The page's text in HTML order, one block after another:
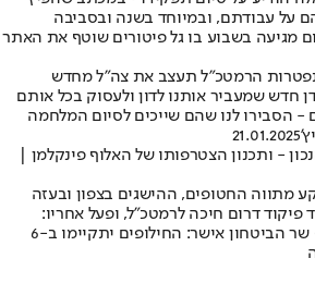
על עבודתם, ובמיוחד בשנה ובסביבה
מגיעה בשבוע בו גל פיטורים שוטף את האתר
הרמטכ"ל תעצב את צה"ל מחדש
חדש שמעביר אותנו לדון ולעסוק בכל אותם
21.01.2025
- ותכנון הצטרפותו של האלוף פינקלמן |
מתווה החטופים, ההישגים בצפון ובעזה
דרום חיכה לרמטכ"ל, ופעל אחריו:
"הכשלון צרוב בי לכל חיי" • שר הביטחון אישר: החילופים יתקיימו ב-6